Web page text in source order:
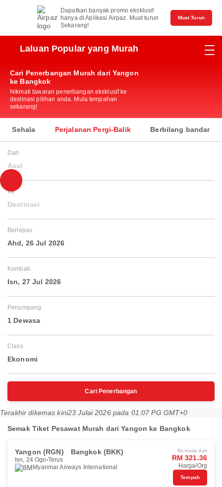
Dapatkan banyak promo eksklusif
hanya di Aplikasi Airpaz. Muat turun
Sekarang!
Muat Turun
Laluan Popular yang Murah
Cari Penerbangan Murah dari Yangon
ke Bangkok
Nikmati tawaran penerbangan eksklusif ke
destinasi pilihan anda. Mula tempahan
sekarang!
Sehala Perjalanan Pergi-Balik Berbilang bandar
Dari
Asal
Ke
Destinasi
Berlepas
Ahd, 26 Jul 2026
Kembali
Isn, 27 Jul 2026
Penumpang
1 Dewasa
Class
Ekonomi
Cari Penerbangan
Terakhir dikemas kini23 Julai 2026 pada 01:07 PG GMT+0
Semak Tiket Pesawat Murah dari Yangon ke Bangkok
Yangon (RGN) Bangkok (BKK)
Isn, 24 Ogo Terus
Myanmar Airways International
Bermula dari
RM 321.36
Harga/Org
Tempah